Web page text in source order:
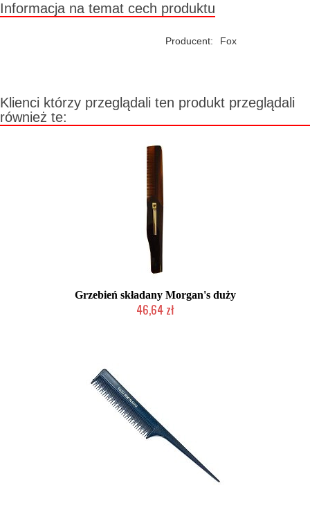
Informacja na temat cech produktu
Producent: Fox
Klienci którzy przeglądali ten produkt przeglądali
również te:
Grzebień składany Morgan's duży
46,64 zł